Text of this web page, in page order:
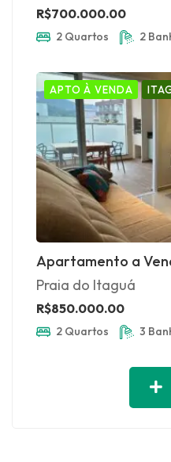
R$700.000.00
2 Quartos 2
APTO À VENDA
Apartamento a
Praia do Itaguá
R$850.000.00
2 Quartos 3